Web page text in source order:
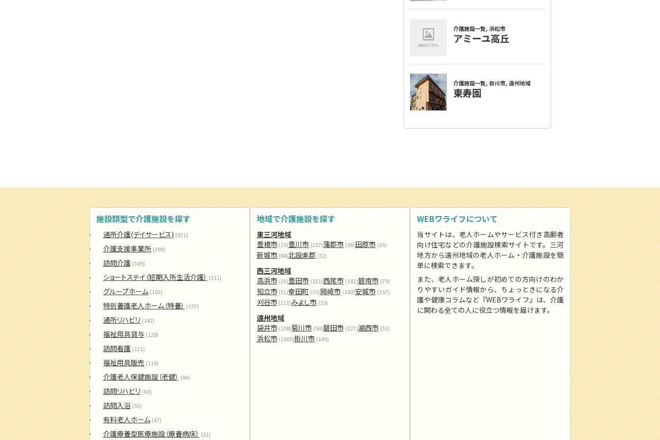
施設類型で介護施設を探す
通所介護(デイサービス) (831)
介護支援事業所 (398)
訪問介護 (349)
ショートステイ（短期入所生活介護） (311)
グループホーム (193)
特別養護老人ホーム（特養） (157)
通所リハビリ (142)
福祉用具貸与 (128)
訪問看護 (121)
福祉用具販売 (119)
介護老人保健施設（老健） (84)
訪問リハビリ (60)
訪問入浴 (53)
有料老人ホーム (47)
介護療養型医療施設（療養病床） (31)
地域で介護施設を探す
東三河地域
豊橋市 (15)豊川市 (207)蒲郡市 (98)田原市 (65)
新城市 (84)北設楽郡 (32)
西三河地域
高浜市 (33)豊田市 (331)西尾市 (181)碧南市 (79)
知立市 (51)幸田町 (35)岡崎市 (180)安城市 (157)
刈谷市 (121)みよし市 (35)
遠州地域
袋井市 (108)菊川市 (58)磐田市 (227)湖西市 (33)
浜松市 (1005)掛川市 (149)
WEBワライフについて
当サイトは、老人ホームやサービス付き高齢者
向け住宅などの介護施設検索サイトです。三河
地方から遠州地域の老人ホーム・介護施設を簡
単に検索できます。
また、老人ホーム探しが初めての方向けのわか
りやすいガイド情報から、ちょっときになる介
護や健康コラムなど『WEBワライフ』は、介護
に関わる全ての人に役立つ情報を届けます。